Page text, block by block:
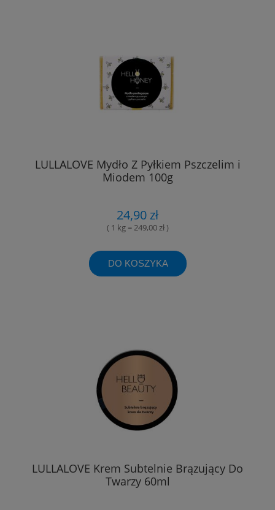
LULLALOVE Mydło Z Pyłkiem Pszczelim i
Miodem 100g
24,90 zł
( 1 kg = 249,00 zł )
DO KOSZYKA
LULLALOVE Krem Subtelnie Brązujący Do
Twarzy 60ml